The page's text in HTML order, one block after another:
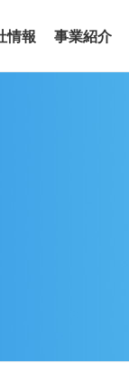
情報 事業紹介